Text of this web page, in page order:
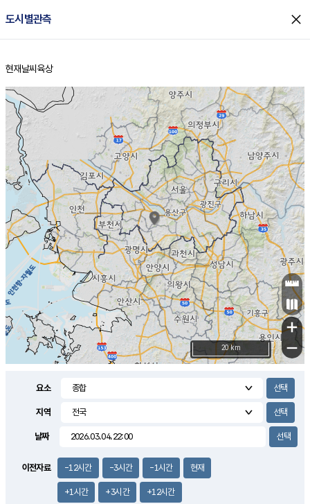
도시별관측 close
홈
현재날씨 육상
+
−
20 km
요소
지역
날짜
이전자료 -12시간 -3시간 -1시간 현재
+1시간 +3시간 +12시간